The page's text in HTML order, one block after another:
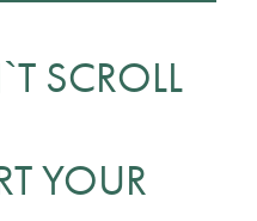
SCROLL
YOUR